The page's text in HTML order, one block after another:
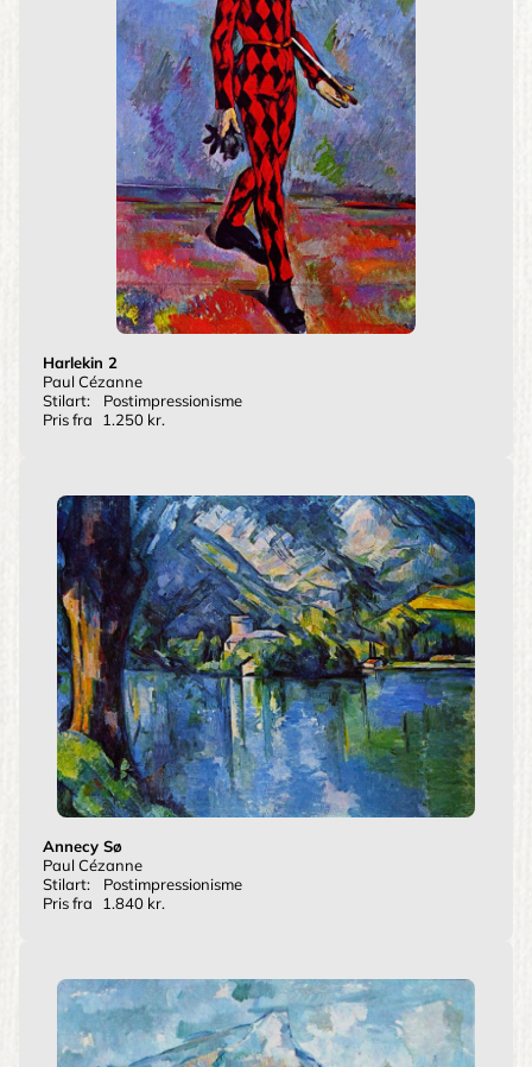
Harlekin 2
Paul Cézanne
Stilart:
Postimpressionisme
Pris fra
1.250 kr.
Annecy Sø
Paul Cézanne
Stilart:
Postimpressionisme
Pris fra
1.840 kr.